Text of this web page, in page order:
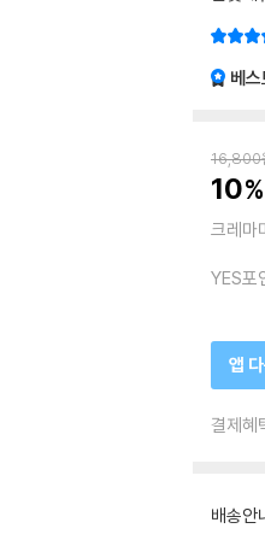
베스
16,800
10
크레마
YES포
앱
결제혜
배송안